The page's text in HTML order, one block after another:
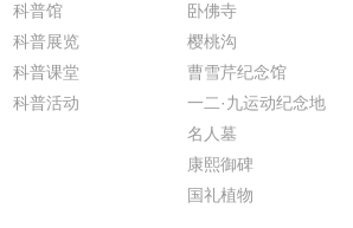
科普馆
科普展览
科普课堂
科普活动
卧佛寺
樱桃沟
曹雪芹纪念馆
一二·九运动纪念地
名人墓
康熙御碑
国礼植物